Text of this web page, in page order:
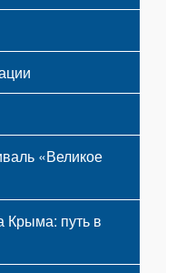
«Великое
Крыма: путь в